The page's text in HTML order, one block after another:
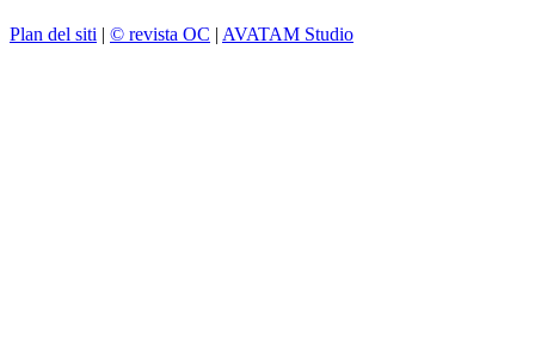
Plan del siti | © revista OC | AVATAM Studio